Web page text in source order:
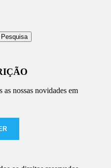
as nossas novidades em